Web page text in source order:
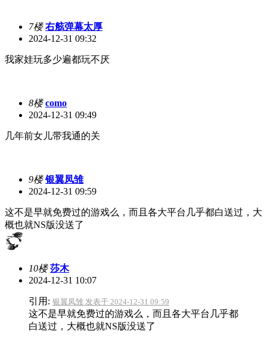
7楼 右舷弹幕太厚
2024-12-31 09:32
我家娃玩多少遍都玩不厌
8楼 como
2024-12-31 09:49
几年前女儿带我通的关
9楼 银翼凤雏
2024-12-31 09:59
这不是早就免费过的游戏么，而且各大平台几乎都白送过，大
概也就NS版没送了
10楼 莎木
2024-12-31 10:07
引用: 银翼凤雏 发表于 2024-12-31 09:59
这不是早就免费过的游戏么，而且各大平台几乎都
白送过，大概也就NS版没送了